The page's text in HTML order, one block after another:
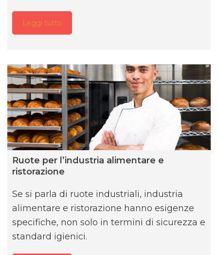
Leggi tutto
Ruote per l’industria alimentare e
ristorazione
Se si parla di ruote industriali, industria
alimentare e ristorazione hanno esigenze
specifiche, non solo in termini di sicurezza e
standard igienici.